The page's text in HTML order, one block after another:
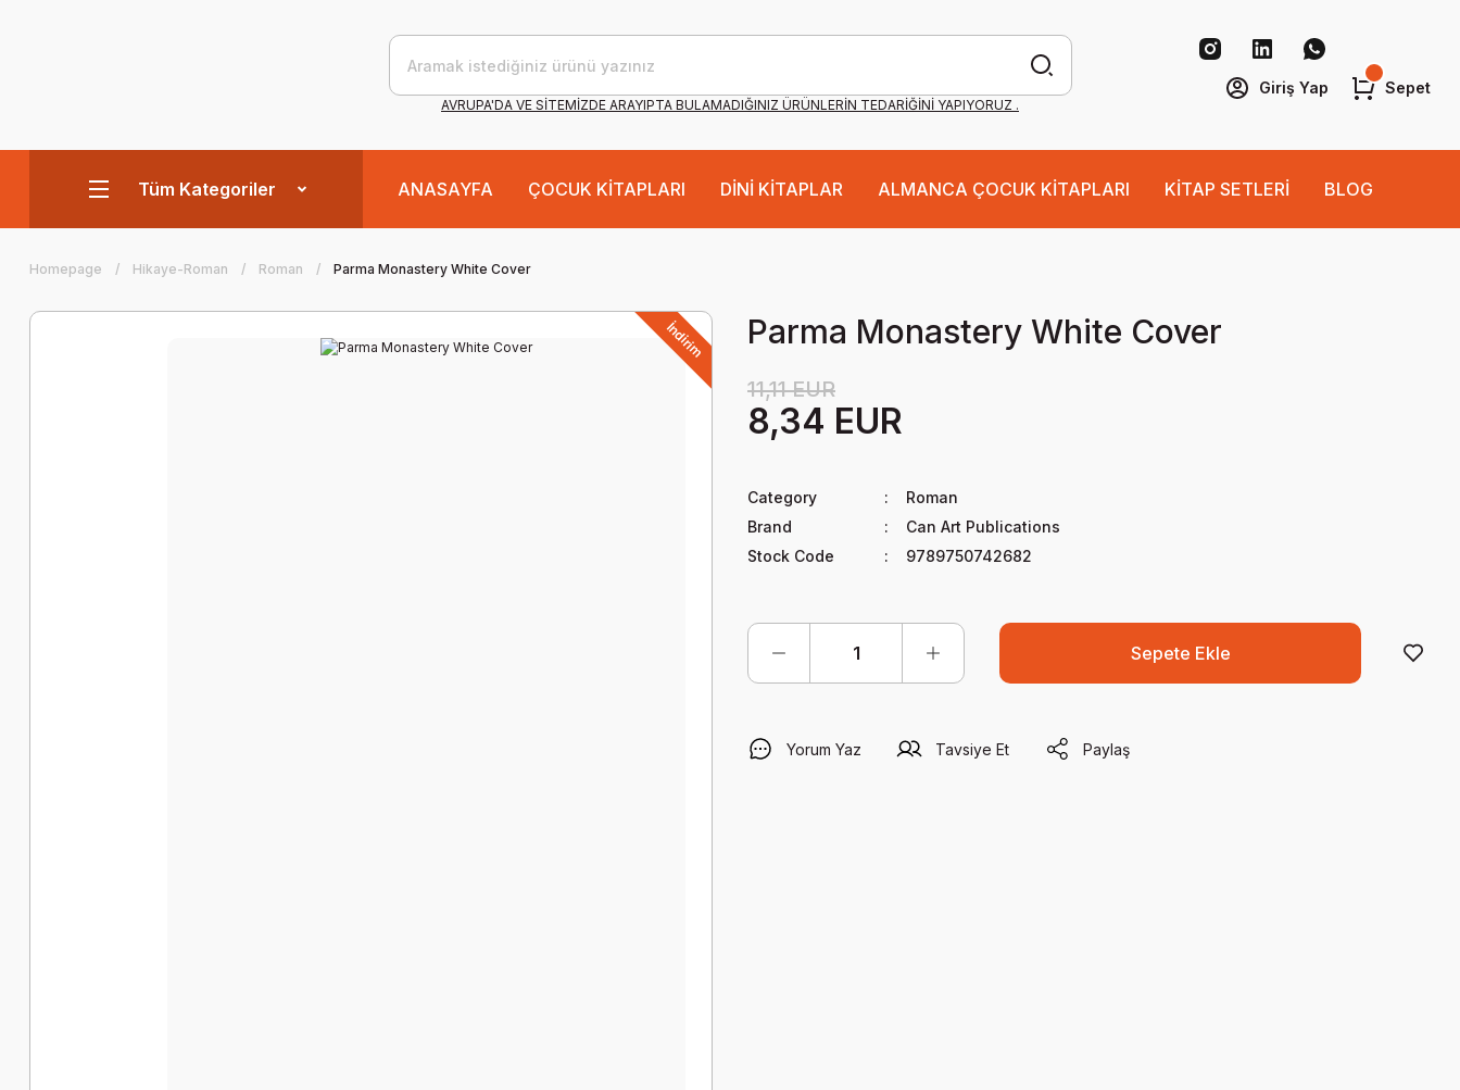
AVRUPA'DA VE SİTEMİZDE ARAYIPTA BULAMADIĞINIZ ÜRÜNLERİN TEDARİĞİNİ YAPIYORUZ .
Giriş Yap Sepet
Tüm Kategoriler ANASAYFA ÇOCUK KİTAPLARI DİNİ KİTAPLAR ALMANCA ÇOCUK KİTAPLARI KİTAP SETLERİ BLOG
Homepage Hikaye-Roman Roman Parma Monastery White Cover
İndirim Parma Monastery White Cover
11,11 EUR
8,34 EUR
Category
Roman
Brand
Can Art Publications
Stock Code
9789750742682
Sepete Ekle
Yorum Yaz Tavsiye Et Paylaş